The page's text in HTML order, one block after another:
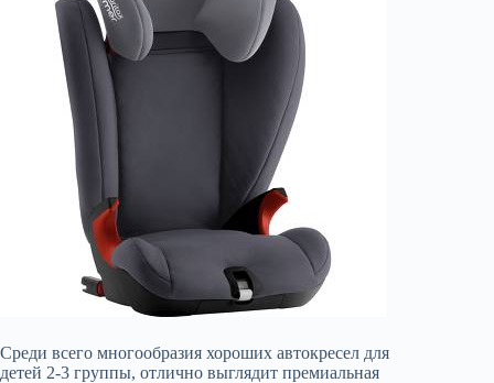
Среди всего многообразия хороших автокресел для
детей 2-3 группы, отлично выглядит премиальная